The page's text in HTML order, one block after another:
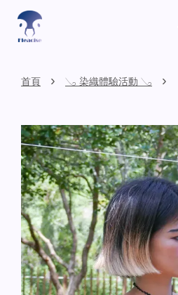
首頁 › 𓂅 染織體驗活動 𓂅 ›